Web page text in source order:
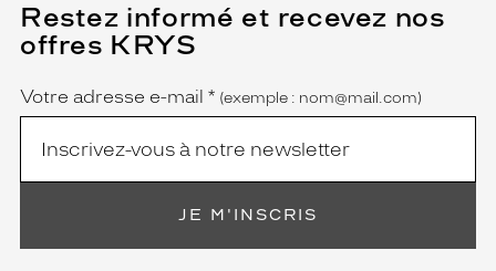
Restez informé et recevez nos
offres KRYS
Name
Votre adresse e-mail *
(Ce
champ
est
obligatoire)
(exemple : nom@mail.com)
JE M'INSCRIS